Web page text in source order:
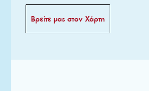
Βρείτε μας στον Χάρτη